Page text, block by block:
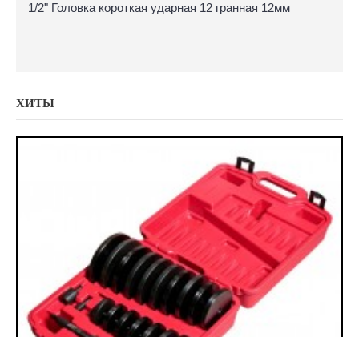
1/2" Головка короткая ударная 12 гранная 12мм
ХИТЫ